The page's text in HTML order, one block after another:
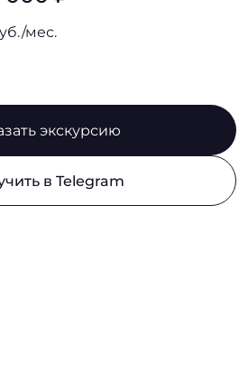
мес.
экскурсию
в Telegram